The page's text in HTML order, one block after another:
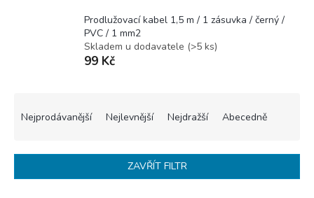
Prodlužovací kabel 1,5 m / 1 zásuvka / černý /
PVC / 1 mm2
Skladem u dodavatele (>5 ks)
99 Kč
í
Nejprodávanější Nejlevnější Nejdražší Abecedně
ZAVŘÍT FILTR